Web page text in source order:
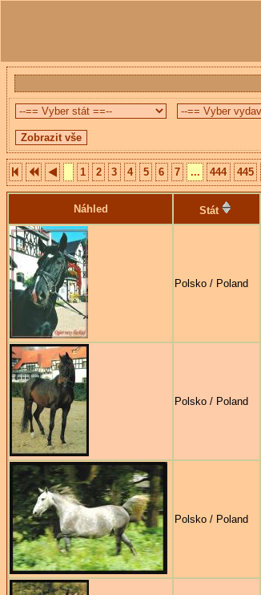
1 2 3 4 5 6 7 ... 444 445
Náhled Stát
Polsko / Poland
Polsko / Poland
Polsko / Poland